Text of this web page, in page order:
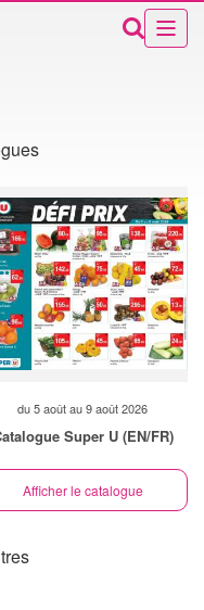
du 5 août au 9 août 2026
Super U (EN/FR)
Afficher le catalogue